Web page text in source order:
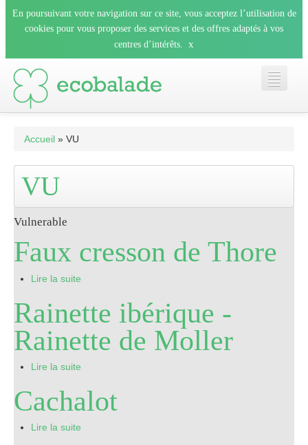
En poursuivant votre navigation sur ce site, vous acceptez l’utilisation de
cookies pour vous proposer des services et des offres adaptés à vos
centres d’intérêts.
x
Les balades
Les espèces
Mobile
Pro
Accueil » VU
VU
Vulnerable
Faux cresson de Thore
Lire la suite
Rainette ibérique -
Rainette de Moller
Lire la suite
Cachalot
Lire la suite